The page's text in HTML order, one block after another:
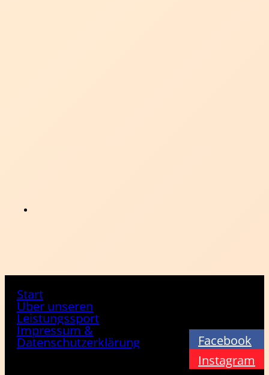
Start
Über unseren
Leistungssport
Impressum &
Datenschutzerklärung
Facebook
Instagram